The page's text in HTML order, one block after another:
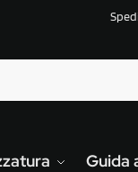
Guida